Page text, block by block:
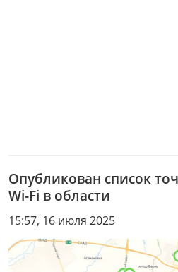
Опубликован список
Wi-Fi в области
15:57, 16 июля 2025